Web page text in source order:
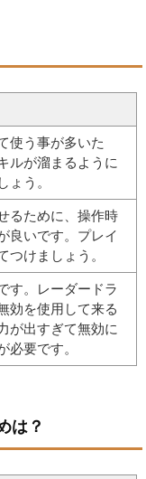
使う事が多いた
ルが溜まるように
ょう。
るために、操作時
良いです。プレイ
つけましょう。
す。レーダードラ
効を使用して来る
が出すぎて無効に
必要です。
は？